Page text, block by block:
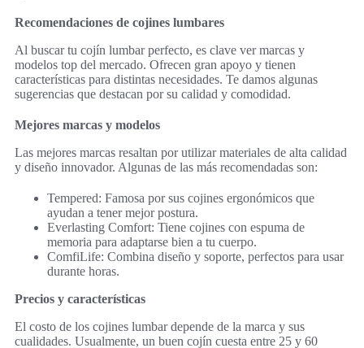
Recomendaciones de cojines lumbares
Al buscar tu cojín lumbar perfecto, es clave ver marcas y
modelos top del mercado. Ofrecen gran apoyo y tienen
características para distintas necesidades. Te damos algunas
sugerencias que destacan por su calidad y comodidad.
Mejores marcas y modelos
Las mejores marcas resaltan por utilizar materiales de alta calidad
y diseño innovador. Algunas de las más recomendadas son:
Tempered: Famosa por sus cojines ergonómicos que
ayudan a tener mejor postura.
Everlasting Comfort: Tiene cojines con espuma de
memoria para adaptarse bien a tu cuerpo.
ComfiLife: Combina diseño y soporte, perfectos para usar
durante horas.
Precios y características
El costo de los cojines lumbar depende de la marca y sus
cualidades. Usualmente, un buen cojín cuesta entre 25 y 60